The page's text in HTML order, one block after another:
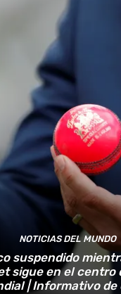
NOTICIAS DEL MUNDO
suspendido
sigue en el centro
| Informativo de